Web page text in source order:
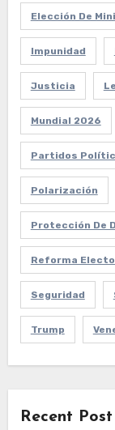
Elección De
Impunidad
Justicia
Mundial 2026
Partidos
Polarización
Protección De
Reforma
Seguridad
Trump
Recent Post